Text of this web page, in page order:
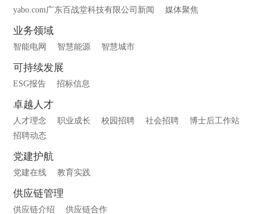
yabo.com广东百战堂科技有限公司新闻 媒体聚焦
业务领域
智能电网 智慧能源 智慧城市
可持续发展
ESG报告 招标信息
卓越人才
人才理念 职业成长 校园招聘 社会招聘
博士后工作站
招聘动态
党建护航
党建在线 教育实践
供应链管理
供应链介绍 供应链合作